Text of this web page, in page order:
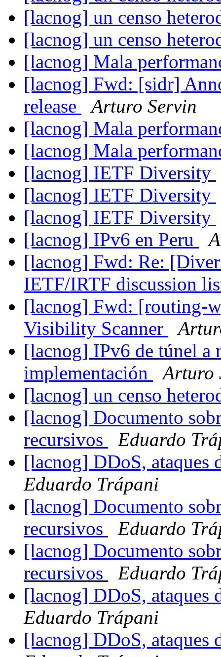
[lacnog] un censo
[lacnog] un censo
[lacnog] Mala
[lacnog] Fwd: [sidr]
release
Arturo Servin
[lacnog] Mala
[lacnog] Mala
[lacnog] IETF Diversity
[lacnog] IETF Diversity
[lacnog] IETF Diversity
[lacnog] IPv6 en Peru
[lacnog] Fwd: Re:
IETF/IRTF discussion
[lacnog] Fwd: [routing-
Visibility Scanner
[lacnog] IPv6 de túnel a
implementación
Arturo
[lacnog] un censo
[lacnog] Documento
recursivos
Eduardo
[lacnog] DDoS,
Eduardo Trápani
[lacnog] Documento
recursivos
Eduardo
[lacnog] Documento
recursivos
Eduardo
[lacnog] DDoS,
Eduardo Trápani
[lacnog] DDoS,